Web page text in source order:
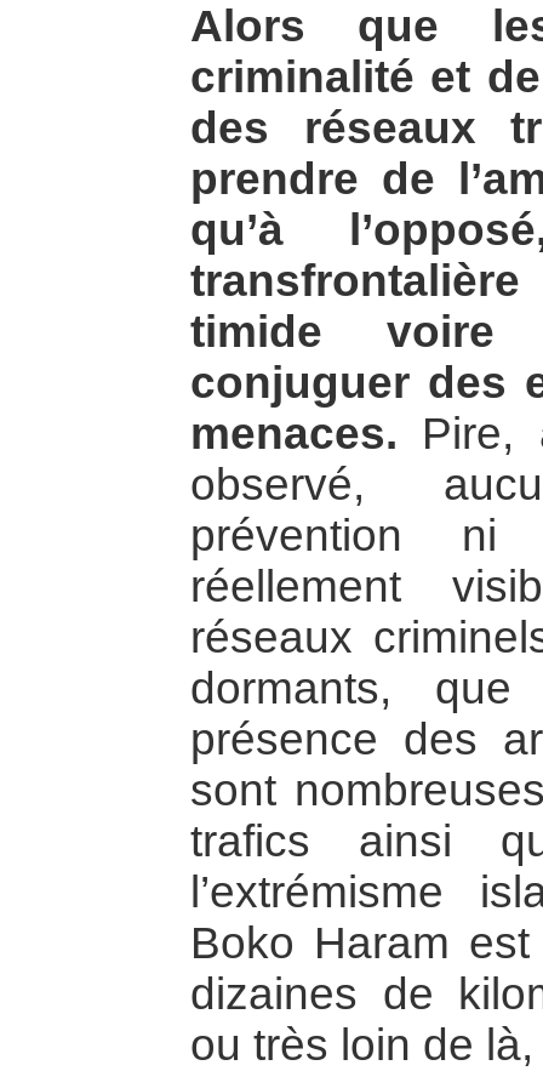
Alors que
criminalité et
des réseaux
prendre de
qu’à
timide voire
conjuguer des
menaces. Pire,
observé,
prévention ni
réellement
réseaux
dormants,
présence des
sont
trafics ainsi
l’extrémisme
Boko Haram
dizaines de
ou très loin de